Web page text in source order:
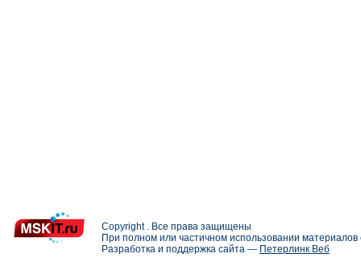
Copyright . Все права защищены
При полном или частичном использовании
Разработка и поддержка сайта — Петерлинк Веб